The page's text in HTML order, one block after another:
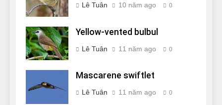
Lê Tuân 10 năm ago 0
Yellow-vented bulbul
Lê Tuân 11 năm ago 0
Mascarene swiftlet
Lê Tuân 11 năm ago 0